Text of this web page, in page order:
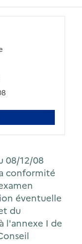
08/12/08
conformité
éventuelle
du
l'annexe I de